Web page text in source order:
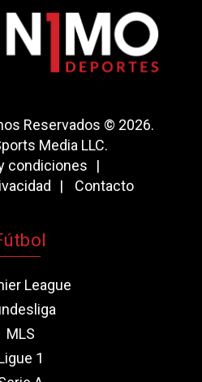
Reservados © 2026.
Media LLC.
condiciones
Contacto
League
MLS
1